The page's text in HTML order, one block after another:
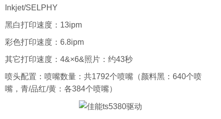
Inkjet/SELPHY
黑白打印速度：13ipm
彩色打印速度：6.8ipm
其它打印速度：4&×6&照片：约43秒
喷头配置：喷嘴数量：共1792个喷嘴（颜料黑：640个喷
嘴，青/品红/黄：各384个喷嘴）